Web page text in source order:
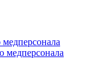
медперсонала
медперсонала